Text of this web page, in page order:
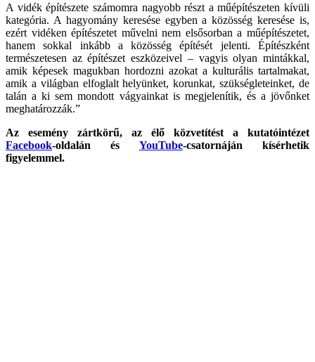
A vidék építészete számomra nagyobb részt a műépítészeten kívüli
kategória. A hagyomány keresése egyben a közösség keresése is,
ezért vidéken építészetet művelni nem elsősorban a műépítészetet,
hanem sokkal inkább a közösség építését jelenti. Építészként
természetesen az építészet eszközeivel – vagyis olyan mintákkal,
amik képesek magukban hordozni azokat a kulturális tartalmakat,
amik a világban elfoglalt helyünket, korunkat, szükségleteinket, de
talán a ki sem mondott vágyainkat is megjelenítik, és a jövőnket
meghatározzák.”
Az esemény zártkörű, az élő közvetítést a kutatóintézet
Facebook-oldalán és YouTube-csatornáján kísérhetik
figyelemmel.